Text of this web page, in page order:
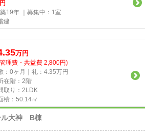
19年 ｜募集中： 1室
建
万円
理費・共益費 2,800円)
：0ヶ月｜礼：4.35万円
在階：2階
取り：2LDK
積：50.14㎡
ル大神 B棟